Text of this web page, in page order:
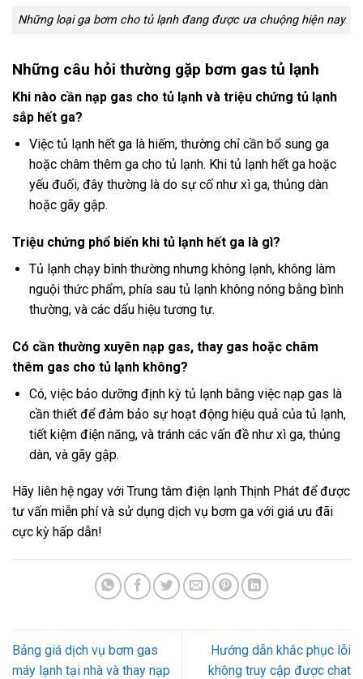
Những loại ga bơm cho tủ lạnh đang được ưa chuộng hiện nay
Những câu hỏi thường gặp bơm gas tủ lạnh
Khi nào cần nạp gas cho tủ lạnh và triệu chứng tủ lạnh
sắp hết ga?
Việc tủ lạnh hết ga là hiếm, thường chỉ cần bổ sung ga
hoặc châm thêm ga cho tủ lạnh. Khi tủ lạnh hết ga hoặc
yếu đuối, đây thường là do sự cố như xì ga, thủng dàn
hoặc gãy gập.
Triệu chứng phổ biến khi tủ lạnh hết ga là gì?
Tủ lạnh chạy bình thường nhưng không lạnh, không làm
nguội thức phẩm, phía sau tủ lạnh không nóng bằng bình
thường, và các dấu hiệu tương tự.
Có cần thường xuyên nạp gas, thay gas hoặc châm
thêm gas cho tủ lạnh không?
Có, việc bảo dưỡng định kỳ tủ lạnh bằng việc nạp gas là
cần thiết để đảm bảo sự hoạt động hiệu quả của tủ lạnh,
tiết kiệm điện năng, và tránh các vấn đề như xì ga, thủng
dàn, và gãy gập.
Hãy liên hệ ngay với Trung tâm điện lạnh Thịnh Phát để được
tư vấn miễn phí và sử dụng dịch vụ bơm ga với giá ưu đãi
cực kỳ hấp dẫn!
Bảng giá dịch vụ bơm gas
máy lạnh tại nhà và thay nạp
Hướng dẫn khắc phục lỗi
không truy cập được chat